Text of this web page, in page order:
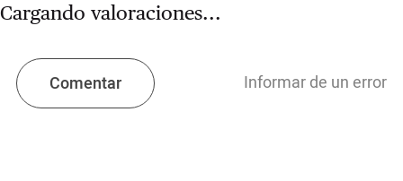
Cargando valoraciones...
Comentar Informar de un error